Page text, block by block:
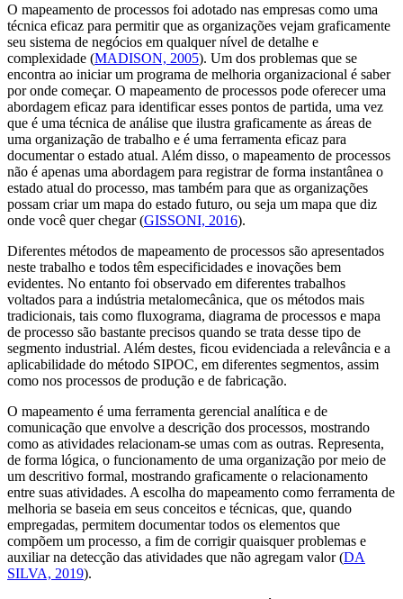
O mapeamento de processos foi adotado nas empresas como uma
técnica eficaz para permitir que as organizações vejam graficamente
seu sistema de negócios em qualquer nível de detalhe e
complexidade (MADISON, 2005). Um dos problemas que se
encontra ao iniciar um programa de melhoria organizacional é saber
por onde começar. O mapeamento de processos pode oferecer uma
abordagem eficaz para identificar esses pontos de partida, uma vez
que é uma técnica de análise que ilustra graficamente as áreas de
uma organização de trabalho e é uma ferramenta eficaz para
documentar o estado atual. Além disso, o mapeamento de processos
não é apenas uma abordagem para registrar de forma instantânea o
estado atual do processo, mas também para que as organizações
possam criar um mapa do estado futuro, ou seja um mapa que diz
onde você quer chegar (GISSONI, 2016).
Diferentes métodos de mapeamento de processos são apresentados
neste trabalho e todos têm especificidades e inovações bem
evidentes. No entanto foi observado em diferentes trabalhos
voltados para a indústria metalomecânica, que os métodos mais
tradicionais, tais como fluxograma, diagrama de processos e mapa
de processo são bastante precisos quando se trata desse tipo de
segmento industrial. Além destes, ficou evidenciada a relevância e a
aplicabilidade do método SIPOC, em diferentes segmentos, assim
como nos processos de produção e de fabricação.
O mapeamento é uma ferramenta gerencial analítica e de
comunicação que envolve a descrição dos processos, mostrando
como as atividades relacionam-se umas com as outras. Representa,
de forma lógica, o funcionamento de uma organização por meio de
um descritivo formal, mostrando graficamente o relacionamento
entre suas atividades. A escolha do mapeamento como ferramenta de
melhoria se baseia em seus conceitos e técnicas, que, quando
empregadas, permitem documentar todos os elementos que
compõem um processo, a fim de corrigir quaisquer problemas e
auxiliar na detecção das atividades que não agregam valor (DA
SILVA, 2019).